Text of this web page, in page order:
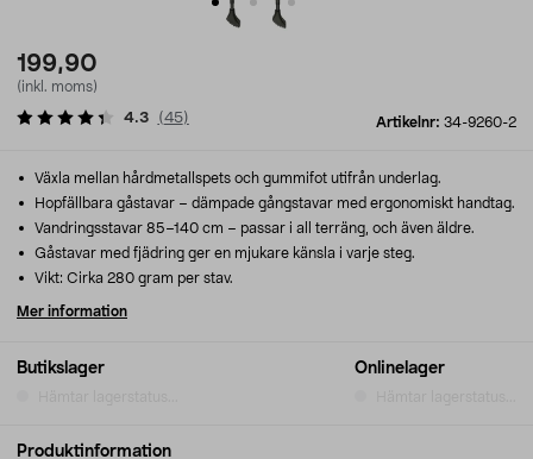
199,90
(inkl. moms)
Artikelnr: 34-9260-2
4.3 (45)
Butikslager Onlinelager
Växla mellan hårdmetallspets och gummifot utifrån underlag.
Hopfällbara gåstavar – dämpade gångstavar med ergonomiskt handtag.
Vandringsstavar 85–140 cm – passar i all terräng, och även äldre.
Gåstavar med fjädring ger en mjukare känsla i varje steg.
Vikt: Cirka 280 gram per stav.
Mer information
Produktinformation